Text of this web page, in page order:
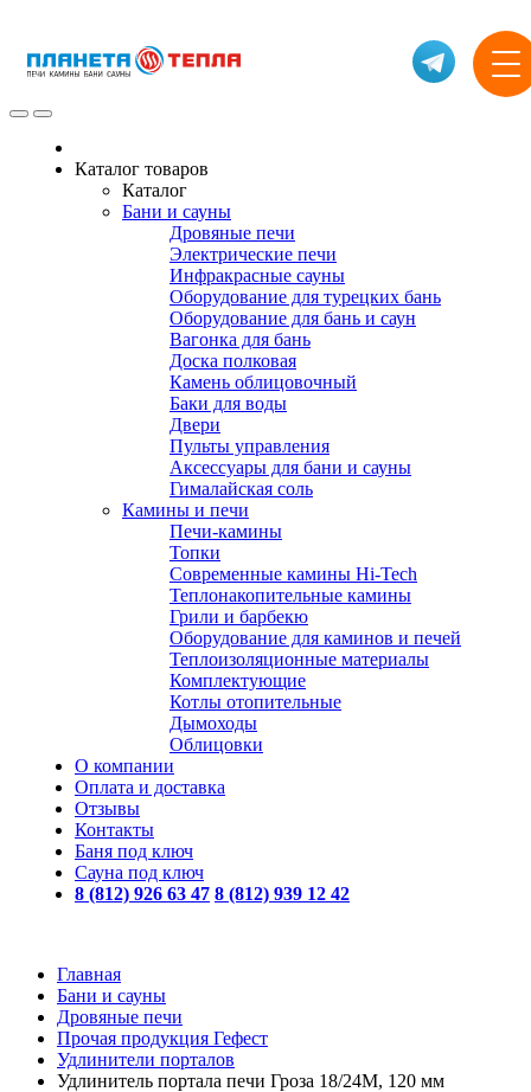
Каталог товаров
Каталог
Бани и сауны
Дровяные печи
Электрические печи
Инфракрасные сауны
Оборудование для турецких бань
Оборудование для бань и саун
Вагонка для бань
Доска полковая
Камень облицовочный
Баки для воды
Двери
Пульты управления
Аксессуары для бани и сауны
Гималайская соль
Камины и печи
Печи-камины
Топки
Современные камины Hi-Tech
Теплонакопительные камины
Грили и барбекю
Оборудование для каминов и печей
Теплоизоляционные материалы
Комплектующие
Котлы отопительные
Дымоходы
Облицовки
О компании
Оплата и доставка
Отзывы
Контакты
Баня под ключ
Сауна под ключ
8 (812) 926 63 47 8 (812) 939 12 42
Главная
Бани и сауны
Дровяные печи
Прочая продукция Гефест
Удлинители порталов
Удлинитель портала печи Гроза 18/24М, 120 мм